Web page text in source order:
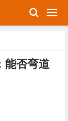
能否弯道